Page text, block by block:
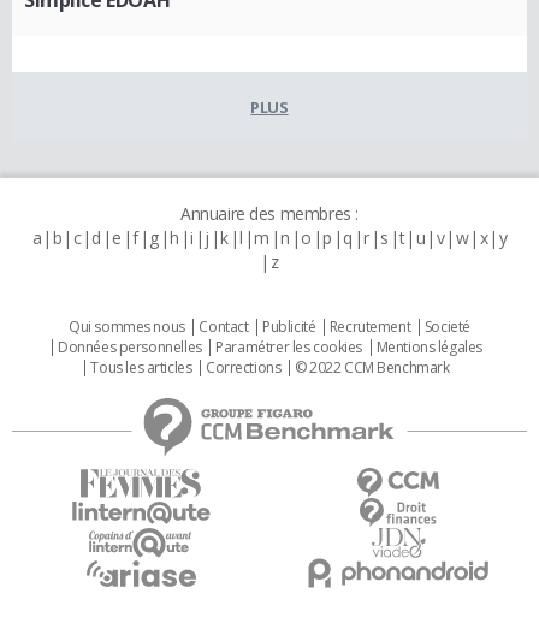
PLUS
Annuaire des membres :
a b c d e f g h i j k l m n o p q r s t u v w x y
z
Qui sommes nous Contact Publicité Recrutement
Societé
Données personnelles
Paramétrer les cookies
Mentions légales
Tous les articles
Corrections © 2022 CCM Benchmark